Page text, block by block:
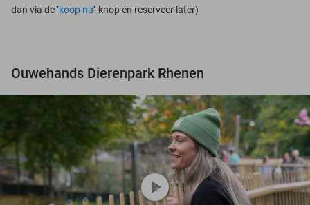
dan via de ‘koop nu’-knop én reserveer later)
Ouwehands Dierenpark Rhenen
play_circle